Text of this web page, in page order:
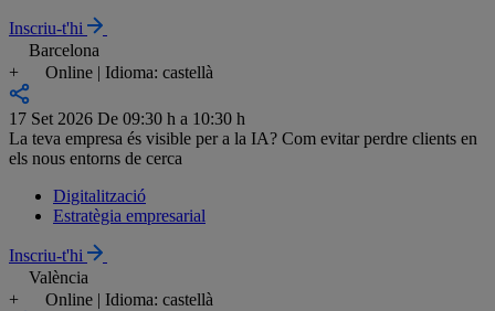
Inscriu-t'hi
Barcelona
+
Online | Idioma: castellà
17 Set 2026 De 09:30 h a 10:30 h
La teva empresa és visible per a la IA? Com evitar perdre clients en
els nous entorns de cerca
Digitalització
Estratègia empresarial
Inscriu-t'hi
València
+
Online | Idioma: castellà